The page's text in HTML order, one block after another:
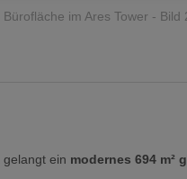
ein modernes 694 m²